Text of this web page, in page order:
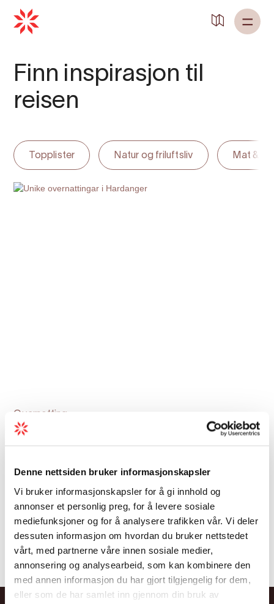
Denne nettsiden bruker informasjonskapsler
Vi bruker informasjonskapsler for å gi innhold og
annonser et personlig preg, for å levere sosiale
mediefunksjoner og for å analysere trafikken vår. Vi deler
dessuten informasjon om hvordan du bruker nettstedet
vårt, med partnerne våre innen sosiale medier,
annonsering og analysearbeid, som kan kombinere den
med annen informasjon du har gjort tilgjengelig for dem,
eller som de har samlet inn gjennom din bruk av
Finn inspirasjon til
reisen
Topplister Natur og friluftsliv Mat &
Overnatting
Unike overnattingar i Hardanger
natur – her finn du ei rekke unike
overnattingar som gjer ferien din til ei
oppleving utanom det vanlege.